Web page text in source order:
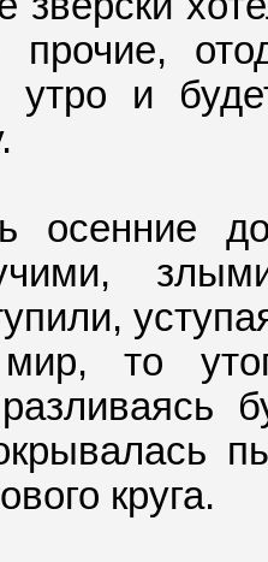
прочие,
утро и
осенние
то
круга.